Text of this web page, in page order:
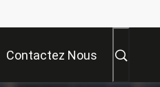
Contactez Nous